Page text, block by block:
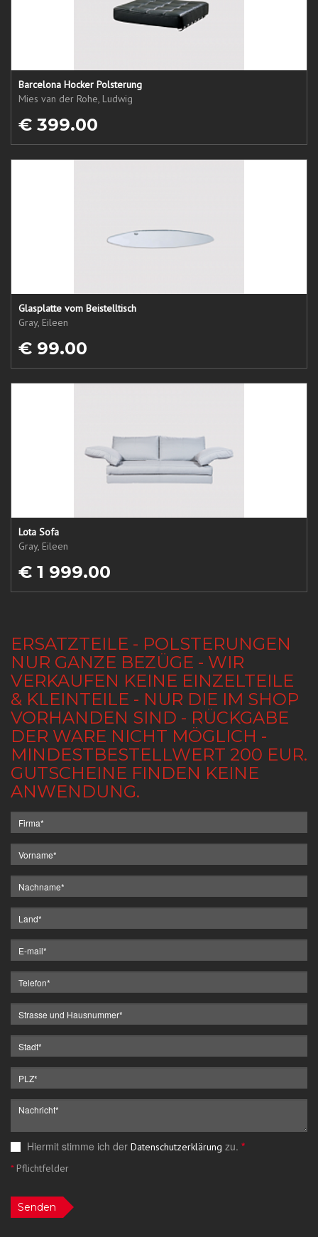
Barcelona Hocker Polsterung
Mies van der Rohe, Ludwig
€ 399.00
Glasplatte vom Beistelltisch
Gray, Eileen
€ 99.00
Lota Sofa
Gray, Eileen
€ 1 999.00
ERSATZTEILE - POLSTERUNGEN
NUR GANZE BEZÜGE - WIR
VERKAUFEN KEINE EINZELTEILE
& KLEINTEILE - NUR DIE IM SHOP
VORHANDEN SIND - RÜCKGABE
DER WARE NICHT MÖGLICH -
MINDESTBESTELLWERT 200 EUR.
GUTSCHEINE FINDEN KEINE
ANWENDUNG.
Hiermit stimme ich der Datenschutzerklärung zu. *
*Pflichtfelder
Senden